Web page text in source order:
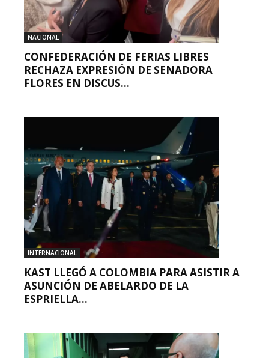
NACIONAL
CONFEDERACIÓN DE FERIAS LIBRES
RECHAZA EXPRESIÓN DE SENADORA
FLORES EN DISCUS...
INTERNACIONAL
KAST LLEGÓ A COLOMBIA PARA ASISTIR A
ASUNCIÓN DE ABELARDO DE LA
ESPRIELLA...